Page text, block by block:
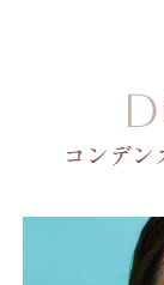
コンデ